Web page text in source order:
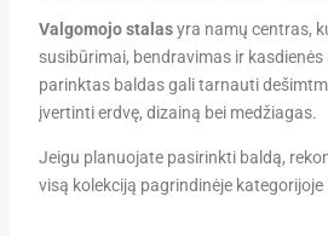
Valgomojo stalasyra namų centras,
susibūrimai, bendravimas ir
parinktas baldas gali tarnauti
įvertinti erdvę, dizainą bei medžiagas.
Jeigu planuojate pasirinkti baldą,
visą kolekciją pagrindinėje kategorijoje